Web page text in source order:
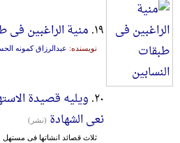
۱۹. منیة الراغبین فی
نویسنده: عبدالرزاق کمونه
۲۰. ویلیه قصیدة
نعی الشهادة (نشر)
ثلاث قصائد انشاتها فی مستهل